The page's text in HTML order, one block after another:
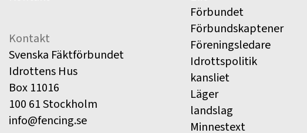
Kontakt
Svenska Fäktförbundet
Idrottens Hus
Box 11016
100 61 Stockholm
info@fencing.se
Förbundet
Förbundskaptener
Föreningsledare
Idrottspolitik
kansliet
Läger
landslag
Minnestext